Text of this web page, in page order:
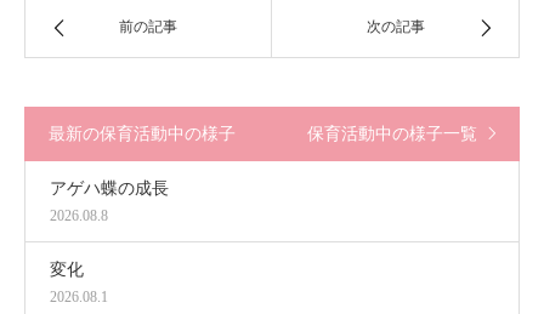
前の記事 次の記事
最新の保育活動中の様子 保育活動中の様子一覧
アゲハ蝶の成長
2026.08.8
変化
2026.08.1